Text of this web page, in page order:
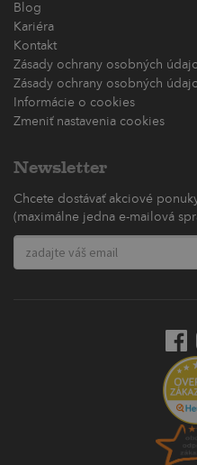
Blog
Kariéra
Kontakt
Zásady ochrany osobných
Zásady ochrany osobných
Informácie o cookies
Zmeniť nastavenia cookies
Newsletter
Chcete dostávať akciové
(maximálne jedna e-mailová